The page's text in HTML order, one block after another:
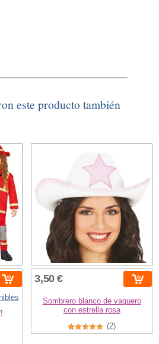
este producto también
3,50 €
Sombrero blanco de vaquero
con estrella rosa
(2)